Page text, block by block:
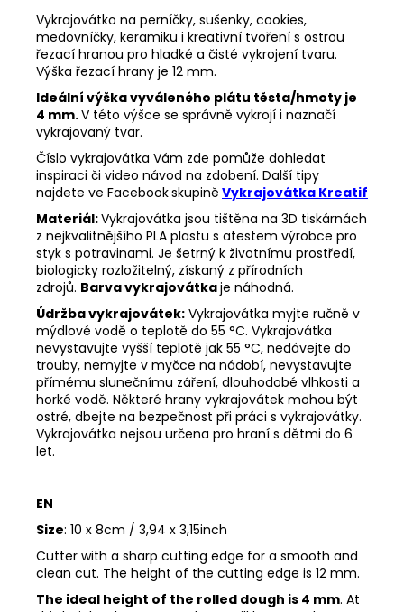
Vykrajovátko na perníčky, sušenky, cookies,
medovníčky, keramiku i kreativní tvoření s ostrou
řezací hranou pro hladké a čisté vykrojení tvaru.
Výška řezací hrany je 12 mm.
Ideální výška vyváleného plátu těsta/hmoty je
4 mm.V této výšce se správně vykrojí i naznačí
vykrajovaný tvar.
Číslo vykrajovátka Vám zde pomůže dohledat
inspiraci či video návod na zdobení. Další tipy
najdete ve Facebookskupině Vykrajovátka Kreatif
Materiál:Vykrajovátka jsou tištěna na 3D tiskárnách
z nejkvalitnějšího PLA plastu s atestem výrobce pro
styk s potravinami. Je šetrný k životnímu prostředí,
biologicky rozložitelný, získaný z přírodních
zdrojů. Barva vykrajovátkaje náhodná.
Údržba vykrajovátek: Vykrajovátka myjte ručně v
mýdlové vodě o teplotě do 55 °C. Vykrajovátka
nevystavujte vyšší teplotě jak 55 °C, nedávejte do
trouby, nemyjte v myčce na nádobí, nevystavujte
přímému slunečnímu záření, dlouhodobé vlhkosti a
horké vodě. Některé hrany vykrajovátek mohou být
ostré, dbejte na bezpečnost při práci s vykrajovátky.
Vykrajovátka nejsou určena pro hraní s dětmi do 6
let.
EN
Size: 10 x 8cm / 3,94 x 3,15inch
Cutter with a sharp cutting edge for a smooth and
clean cut. The height of the cutting edge is 12 mm.
The ideal height of the rolled dough is 4 mm. At
37